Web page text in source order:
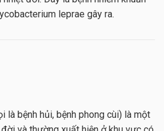
leprae gây ra.
là bệnh hủi, bệnh phong cùi) là một